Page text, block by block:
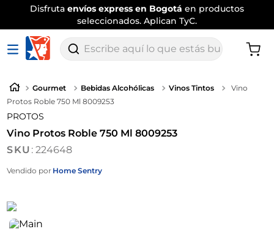
Disfruta envíos express en Bogotá en productos
seleccionados. Aplican TyC.
Escribe aquí lo que estás buscando
Gourmet Bebidas Alcohólicas Vinos Tintos
Vino
Protos Roble 750 Ml 8009253
PROTOS
Vino Protos Roble 750 Ml 8009253
:224648
Vendido por Home Sentry